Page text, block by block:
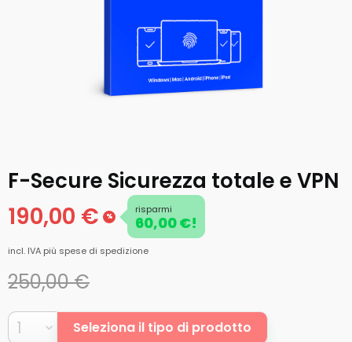
F-Secure Sicurezza totale e VPN
190,00 € %
risparmi
60,00 €!
incl. IVA più spese di spedizione
250,00 €
Seleziona il tipo di prodotto